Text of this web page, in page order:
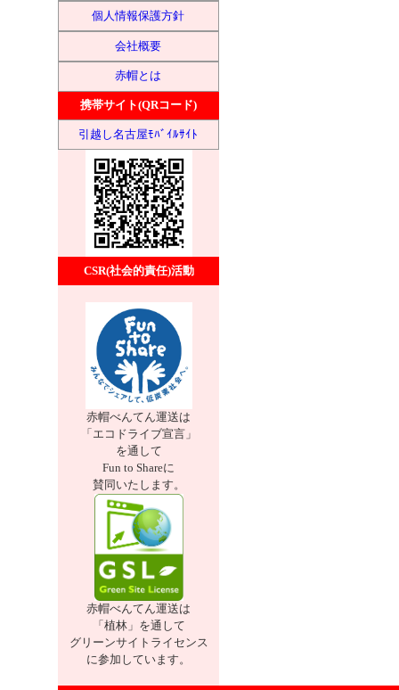
個人情報保護方針
会社概要
赤帽とは
携帯サイト(QRコード)
引越し名古屋ﾓﾊﾞｲﾙｻｲﾄ
CSR(社会的責任)活動
赤帽べんてん運送は
「エコドライブ宣言」
を通して
Fun to Shareに
賛同いたします。
赤帽べんてん運送は
「植林」を通して
グリーンサイトライセンス
に参加しています。